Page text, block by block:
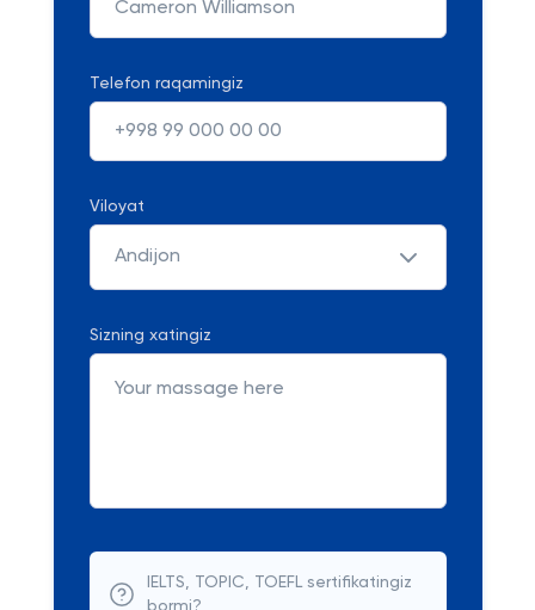
Telefon raqamingiz
Viloyat
Andijon
Sizning xatingiz
IELTS, TOPIC, TOEFL sertifikatingiz
bormi?